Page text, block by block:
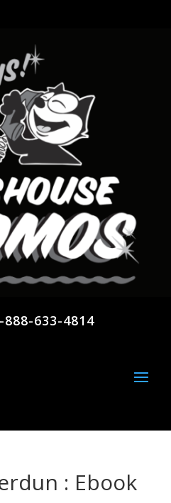
888-633-4814
: Ebook